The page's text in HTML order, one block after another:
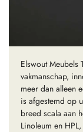
Elswout Meubels
vakmanschap,
meer dan alleen
is afgestemd op
breed scala aan
Linoleum en